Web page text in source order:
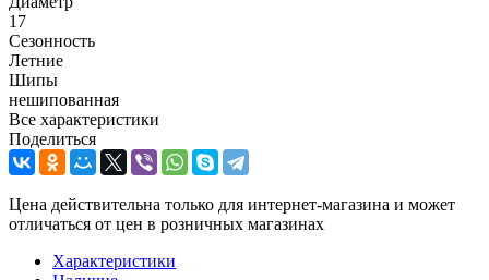
17
Сезонность
Летние
Шипы
нешипованная
Все характеристики
Поделиться
Цена действительна только для интернет-магазина и может
отличаться от цен в розничных магазинах
Характеристики